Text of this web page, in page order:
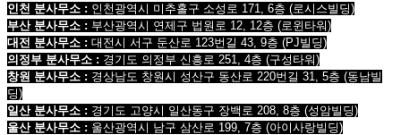
인천 분사무소 : 인천광역시 미추홀구 소성로 171, 6층 (로시스빌딩)
부산 분사무소 : 부산광역시 연제구 법원로 12, 12층 (로윈타워)
대전 분사무소 : 대전시 서구 둔산로 123번길 43, 9층 (PJ빌딩)
의정부 분사무소 : 경기도 의정부 신흥로 251, 4층 (구성타워)
창원 분사무소 : 경상남도 창원시 성산구 동산로 220번길 31, 5층 (동남빌
딩)
일산 분사무소 : 경기도 고양시 일산동구 장백로 208, 8층 (성암빌딩)
울산 분사무소 : 울산광역시 남구 삼산로 199, 7층 (아이사랑빌딩)